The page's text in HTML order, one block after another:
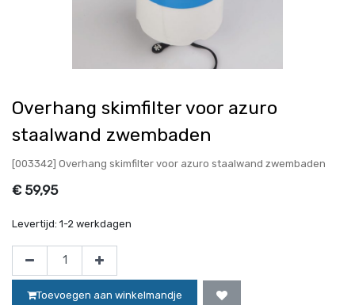
Overhang skimfilter voor azuro
staalwand zwembaden
[003342] Overhang skimfilter voor azuro staalwand zwembaden
€ 59,95
Levertijd: 1-2 werkdagen
Toevoegen aan winkelmandje